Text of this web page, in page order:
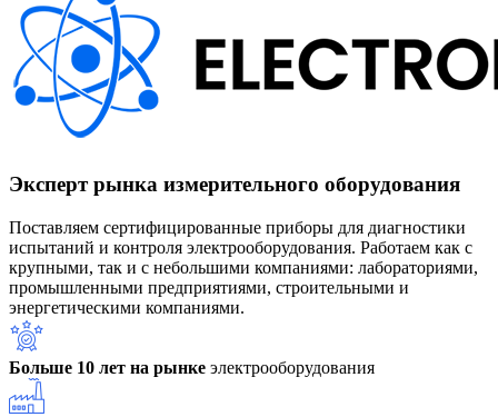
Эксперт рынка измерительного оборудования
Поставляем сертифицированные приборы для диагностики
испытаний и контроля электрооборудования. Работаем как с
крупными, так и с небольшими компаниями: лабораториями,
промышленными предприятиями, строительными и
энергетическими компаниями.
Больше 10 лет на рынке электрооборудования